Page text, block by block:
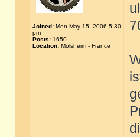
Joined: Mon May 15, 2006 5:30
pm
Posts: 1650
Location: Molsheim - France